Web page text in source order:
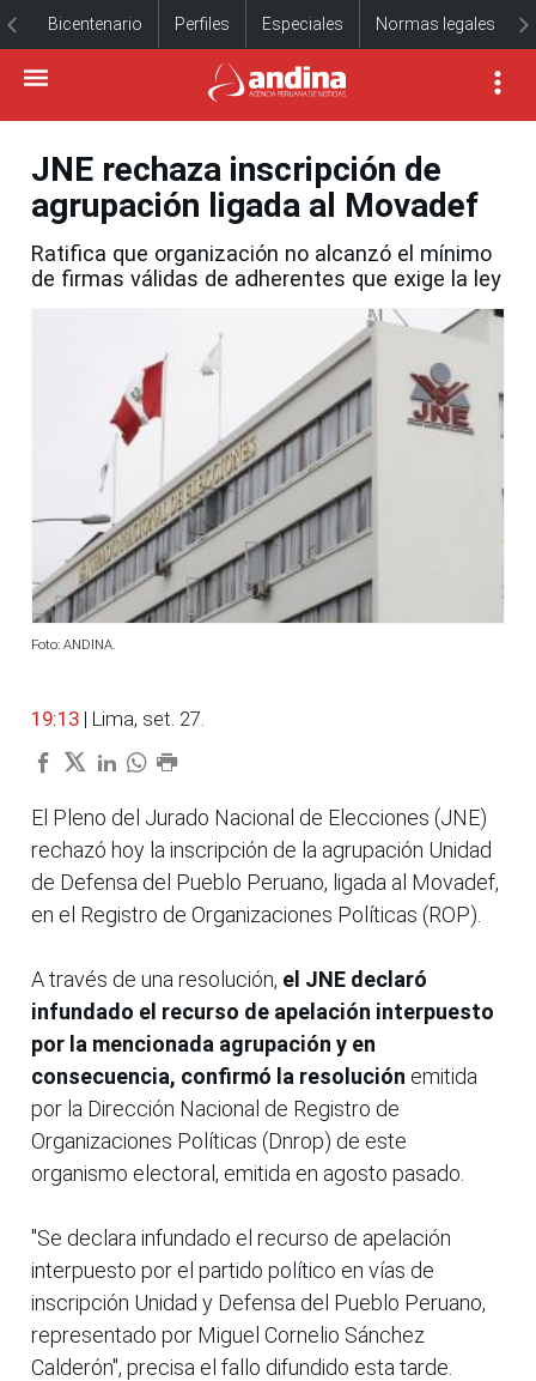
Bicentenario Perfiles Especiales Normas legales
JNE rechaza inscripción de
agrupación ligada al Movadef
Ratifica que organización no alcanzó el mínimo
de firmas válidas de adherentes que exige la ley
Foto: ANDINA.
19:13 | Lima, set. 27.
El Pleno del Jurado Nacional de Elecciones (JNE)
rechazó hoy la inscripción de la agrupación Unidad
de Defensa del Pueblo Peruano, ligada al Movadef,
en el Registro de Organizaciones Políticas (ROP).
A través de una resolución, el JNE declaró
infundado el recurso de apelación interpuesto
por la mencionada agrupación y en
consecuencia, confirmó la resolución emitida
por la Dirección Nacional de Registro de
Organizaciones Políticas (Dnrop) de este
organismo electoral, emitida en agosto pasado.
"Se declara infundado el recurso de apelación
interpuesto por el partido político en vías de
inscripción Unidad y Defensa del Pueblo Peruano,
representado por Miguel Cornelio Sánchez
Calderón", precisa el fallo difundido esta tarde.